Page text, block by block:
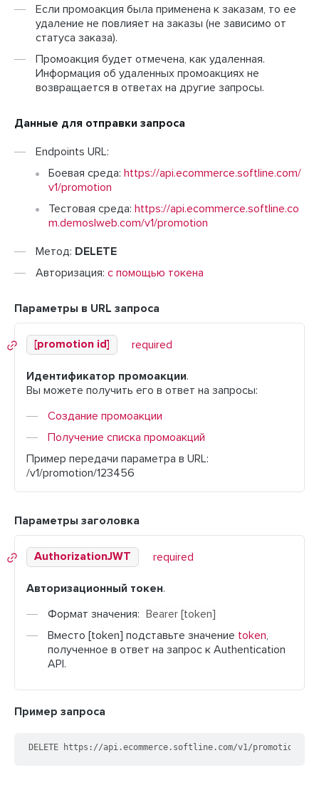
Если промоакция была применена к заказам, то ее
удаление не повлияет на заказы (не зависимо от
статуса заказа).
Промоакция будет отмечена, как удаленная.
Информация об удаленных промоакциях не
возвращается в ответах на другие запросы.
Данные для отправки запроса
Endpoints URL:
Боевая среда: https://api.ecommerce.softline.com/
v1/promotion
Тестовая среда: https://api.ecommerce.softline.co
m.demoslweb.com/v1/promotion
Метод: DELETE
Авторизация: с помощью токена
Параметры в URL запроса
[promotion id] required
Идентификатор промоакции.
Вы можете получить его в ответ на запросы:
Создание промоакции
Получение списка промоакций
Пример передачи параметра в URL:
/v1/promotion/123456
Параметры заголовка
AuthorizationJWT required
Авторизационный токен.
Формат значения: Bearer [token]
Вместо [token] подставьте значение token
полученное в ответ на запрос к Authentication
API.
Пример запроса
DELETE https://api.ecommerce.softline.com/v1/promotion/